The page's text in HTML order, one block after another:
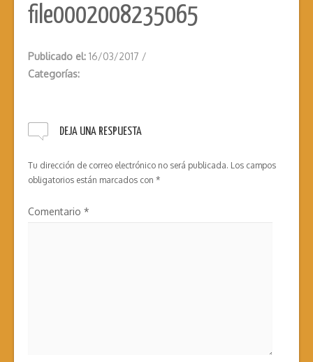
file0002008235065
Publicado el: 16/03/2017 /
Categorías:
DEJA UNA RESPUESTA
Tu dirección de correo electrónico no será publicada. Los campos
obligatorios están marcados con *
Comentario *